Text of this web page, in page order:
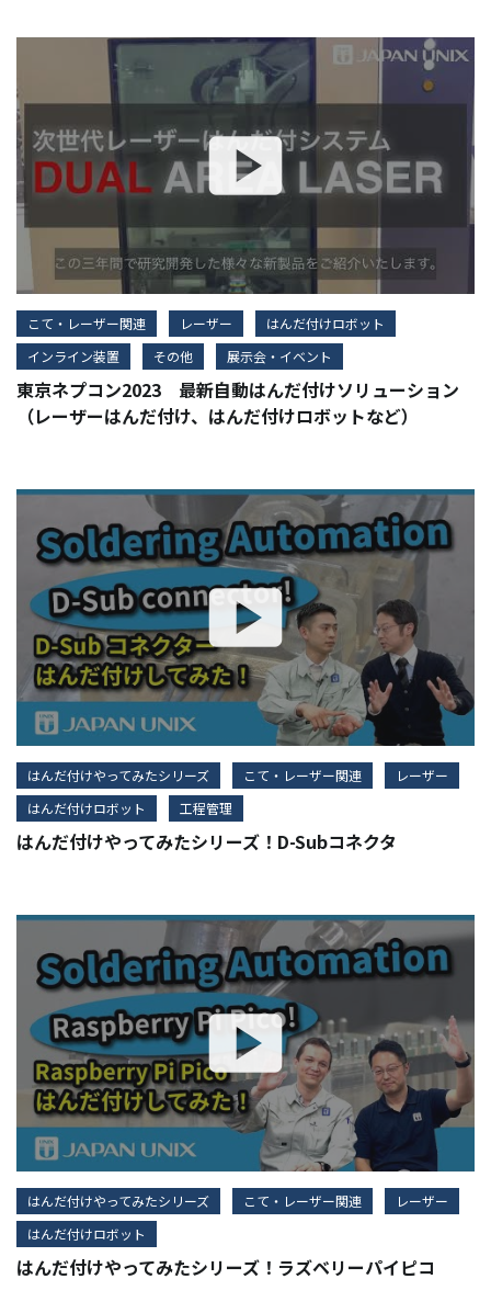
こて・レーザー関連 レーザー
はんだ付けロボット
インライン装置
その他 展示会・イベント
東京ネプコン2023 最新自動はんだ付けソリューション
（レーザーはんだ付け、はんだ付けロボットなど）
はんだ付けやってみたシリーズ こて・レーザー関連
レーザー
はんだ付けロボット
工程管理
はんだ付けやってみたシリーズ！D-Subコネクタ
はんだ付けやってみたシリーズ こて・レーザー関連
レーザー
はんだ付けロボット
はんだ付けやってみたシリーズ！ラズベリーパイピコ